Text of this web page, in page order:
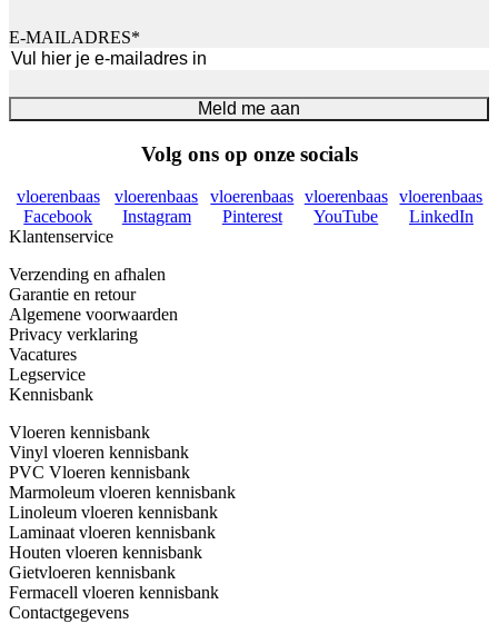
E-MAILADRES*
Meld me aan
Volg ons op onze socials
vloerenbaas
Facebook
vloerenbaas
Instagram
vloerenbaas
Pinterest
vloerenbaas
YouTube
vloerenbaas
LinkedIn
Klantenservice
Verzending en afhalen
Garantie en retour
Algemene voorwaarden
Privacy verklaring
Vacatures
Legservice
Kennisbank
Vloeren kennisbank
Vinyl vloeren kennisbank
PVC Vloeren kennisbank
Marmoleum vloeren kennisbank
Linoleum vloeren kennisbank
Laminaat vloeren kennisbank
Houten vloeren kennisbank
Gietvloeren kennisbank
Fermacell vloeren kennisbank
Contactgegevens